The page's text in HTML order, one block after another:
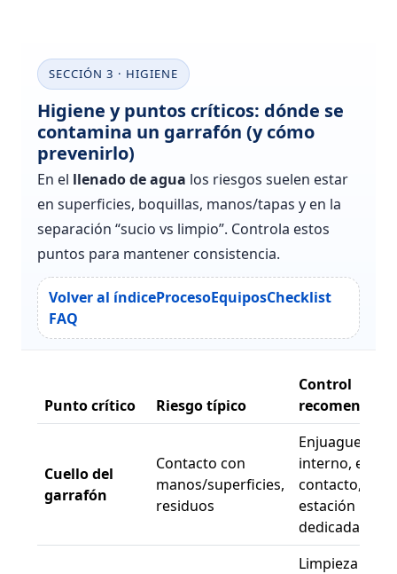
SECCIÓN 3 · HIGIENE
Higiene y puntos críticos: dónde se
contamina un garrafón (y cómo
prevenirlo)
En el llenado de agua los riesgos suelen estar
en superficies, boquillas, manos/tapas y en la
separación “sucio vs limpio”. Controla estos
puntos para mantener consistencia.
Volver al índiceProcesoEquiposChecklist
FAQ
Punto crítico Riesgo típico
Control
recomendado
Cuello del
garrafón
Contacto con
manos/superficies,
residuos
Enjuague
interno, evitar
contacto,
estación
dedicada.
Limpieza